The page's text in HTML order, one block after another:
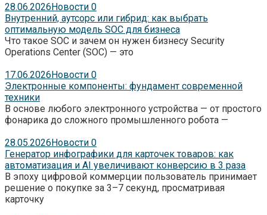
28.06.2026Новости 0
Внутренний, аутсорс или гибрид: как выбрать
оптимальную модель SOC для бизнеса
Что такое SOC и зачем он нужен бизнесу Security
Operations Center (SOC) — это
17.06.2026Новости 0
Электронные компоненты: фундамент современной
техники
В основе любого электронного устройства — от простого
фонарика до сложного промышленного робота —
28.05.2026Новости 0
Генератор инфографики для карточек товаров: как
автоматизация и AI увеличивают конверсию в 3 раза
В эпоху цифровой коммерции пользователь принимает
решение о покупке за 3–7 секунд, просматривая
карточку